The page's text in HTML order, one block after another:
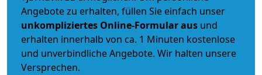
Angebote zu erhalten, füllen Sie einfach unser
unkompliziertes Online-Formular aus und
erhalten innerhalb von ca. 1 Minuten kostenlose
und unverbindliche Angebote. Wir halten unsere
Versprechen.